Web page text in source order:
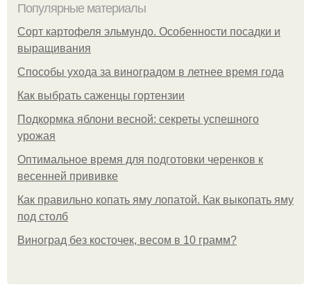
Популярные материалы
Сорт картофеля эльмундо. Особенности посадки и
выращивания
Способы ухода за виноградом в летнее время года
Как выбрать саженцы гортензии
Подкормка яблони весной: секреты успешного
урожая
Оптимальное время для подготовки черенков к
весенней прививке
Как правильно копать яму лопатой. Как выкопать яму
под столб
Виноград без косточек, весом в 10 грамм?